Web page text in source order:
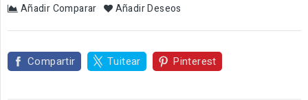
Añadir Comparar Añadir Deseos
Compartir Tuitear Pinterest